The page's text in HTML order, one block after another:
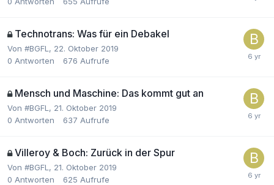
Technotrans: Was für ein Debakel
Von #BGFL , 22. Oktober 2019
0 Antworten 676 Aufrufe
Mensch und Maschine: Das kommt gut an
Von #BGFL , 21. Oktober 2019
0 Antworten 637 Aufrufe
Villeroy & Boch: Zurück in der Spur
Von #BGFL , 21. Oktober 2019
0 Antworten 625 Aufrufe